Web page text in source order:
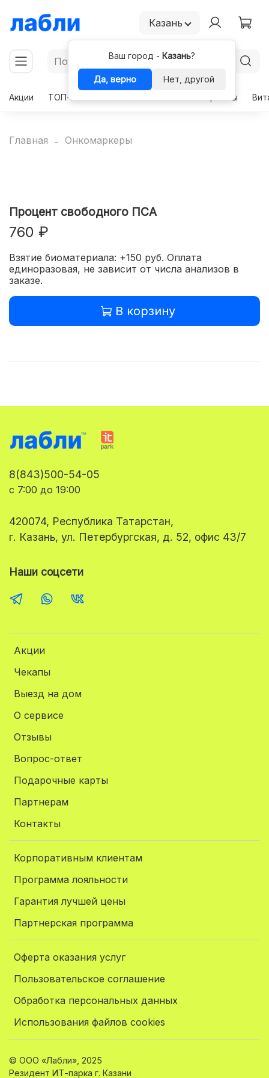
Казань
Ваш город - Казань?
Да, верно
Нет, другой
Акции
ТОП-50 Гормоны
Главная Онкомаркеры
Процент свободного ПСА
760 ₽
Взятие биоматериала: +150 руб. Оплата
единоразовая, не зависит от числа анализов в
заказе.
В корзину
Акции
Чекапы
Выезд на дом
О сервисе
Отзывы
Вопрос-ответ
Подарочные карты
Партнерам
Контакты
Корпоративным клиентам
Программа лояльности
Гарантия лучшей цены
Партнерская программа
Оферта оказания услуг
Пользовательское соглашение
Обработка персональных данных
Использования файлов cookies
8(843)500-54-05
с 7:00 до 19:00
420074, Республика Татарстан,
г. Казань, ул. Петербургская, д. 52, офис 43/7
Наши соцсети
© ООО «Лабли», 2025
Резидент ИТ-парка г. Казани